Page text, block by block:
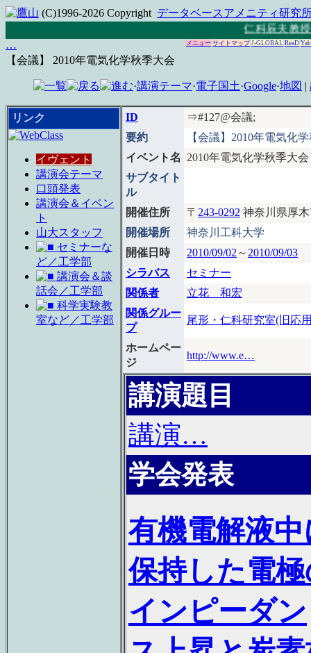
(C)1996-2026 Copyright データベースアメニティ研究
仁科辰夫教授
…
メニュー サイトマップ J-GLOBAL ReaD
【会議】 2010年電気化学秋季大会
·講演テーマ·電子国土·Google·地図 |
リンク
イヴェント
講演会テーマ
口頭発表
講演会＆イベン
ト
山大スタッフ
セミナーな
ど／工学部
講演会＆談
話会／工学部
科学実験教
室など／工学部
ID
⇒#127@会議;
要約
【会議】2010年電気化
イベント名
2010年電気化学秋季大会
サブタイト
ル
開催住所
〒 243-0292 神奈川県厚
開催場所
神奈川工科大学
開催日時
2010/09/02 ～ 2010/09/03
シラバス
セミナー
関係者
立花 和宏
関係グルー
プ
尾形・仁科研究室(旧応
ホームペー
ジ
http://www.e…
講演題目
講演…
学会発表
有機電解液中
保持した電
インピーダン